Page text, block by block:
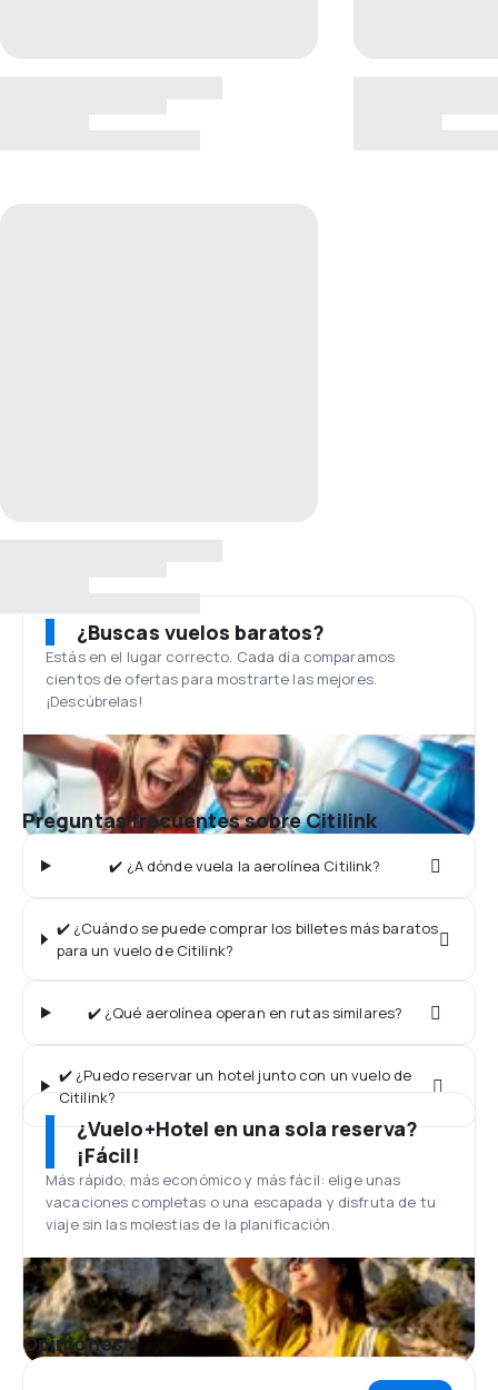
¿Buscas vuelos baratos?
Estás en el lugar correcto. Cada día comparamos
cientos de ofertas para mostrarte las mejores.
¡Descúbrelas!
Preguntas frecuentes sobre Citilink
✔️ ¿A dónde vuela la aerolínea Citilink?
✔️ ¿Cuándo se puede comprar los billetes más baratos
para un vuelo de Citilink?
✔️ ¿Qué aerolínea operan en rutas similares?
✔️ ¿Puedo reservar un hotel junto con un vuelo de
Citilink?
¿Vuelo+Hotel en una sola reserva?
¡Fácil!
Más rápido, más económico y más fácil: elige unas
vacaciones completas o una escapada y disfruta de tu
viaje sin las molestias de la planificación.
Opiniones